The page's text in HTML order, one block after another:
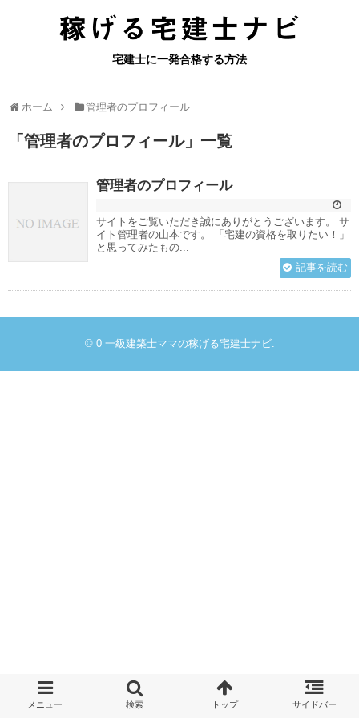
宅建士に一発合格する方法
ホーム 管理者のプロフィール
「 管理者のプロフィール」 一覧
管理者のプロフィール
サイトをご覧いただき誠にありがとうございます。 サ
イト管理者の山本です。 「宅建の資格を取りたい！」
と思ってみたもの...
記事を読む
© 0 一級建築士ママの稼げる宅建士ナビ.